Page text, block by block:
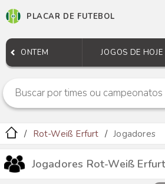
PLACAR DE FUTEBOL
ONTEM JOGOS DE HOJE
Rot-Weiß Erfurt Jogadores
Jogadores Rot-Weiß Erfurt